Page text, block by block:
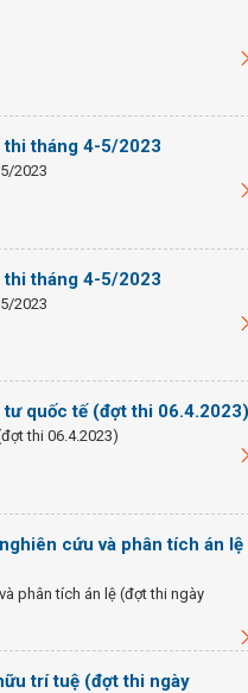
thi tháng 4-5/2023
2023
thi tháng 4-5/2023
2023
tư quốc tế (đợt thi 06.4.2023)
thi 06.4.2023)
cứu và phân tích án lệ
phân tích án lệ (đợt thi ngày
trí tuệ (đợt thi ngày